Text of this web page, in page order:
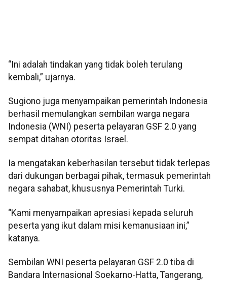
“Ini adalah tindakan yang tidak boleh terulang
kembali,” ujarnya.
Sugiono juga menyampaikan pemerintah Indonesia
berhasil memulangkan sembilan warga negara
Indonesia (WNI) peserta pelayaran GSF 2.0 yang
sempat ditahan otoritas Israel.
Ia mengatakan keberhasilan tersebut tidak terlepas
dari dukungan berbagai pihak, termasuk pemerintah
negara sahabat, khususnya Pemerintah Turki.
“Kami menyampaikan apresiasi kepada seluruh
peserta yang ikut dalam misi kemanusiaan ini,”
katanya.
Sembilan WNI peserta pelayaran GSF 2.0 tiba di
Bandara Internasional Soekarno-Hatta, Tangerang,